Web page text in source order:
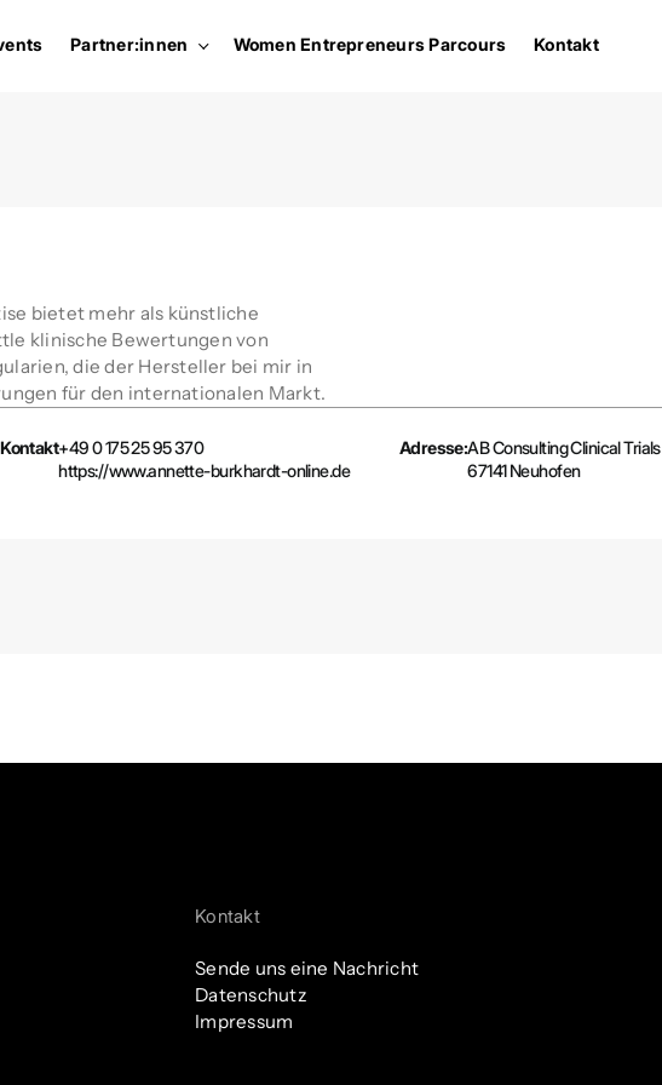
Partner:innen Women Entrepreneurs Parcours Kontakt
bietet mehr als künstliche
klinische Bewertungen von
die der Hersteller bei mir in
für den internationalen Markt.
Kontakt+49 0 175 25 95 370
https://www.annette-burkhardt-online.de
Adresse:AB Consulting Clinical Trials
67141 Neuhofen
Kontakt
Sende uns eine Nachricht
Datenschutz
Impressum